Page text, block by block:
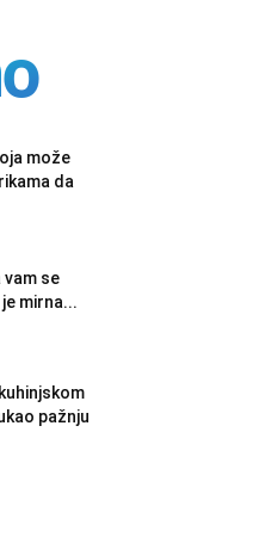
može
da
se
mirna...
pažnju